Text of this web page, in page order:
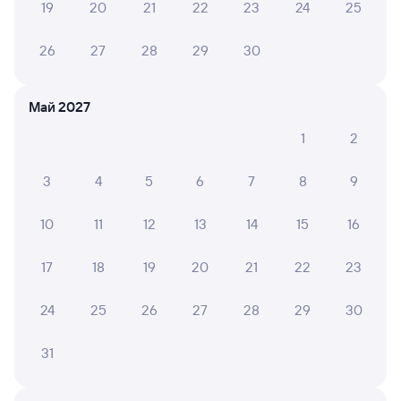
на другой поезд?
Как получить отчетные документы для
19 20 21 22 23 24 25
26 27 28 29 30
Май 2027
1
2
3 4 5 6 7 8 9
10 11 12 13 14 15 16
17 18 19 20 21 22 23
24 25 26 27 28 29 30
31